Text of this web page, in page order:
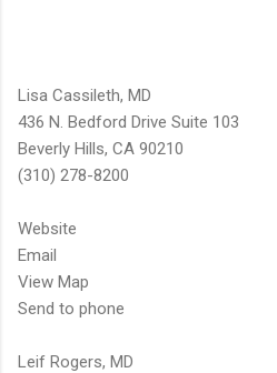
Lisa Cassileth, MD
436 N. Bedford Drive Suite 103
Beverly Hills, CA 90210
(310) 278-8200
Website
Email
View Map
Send to phone
Leif Rogers, MD